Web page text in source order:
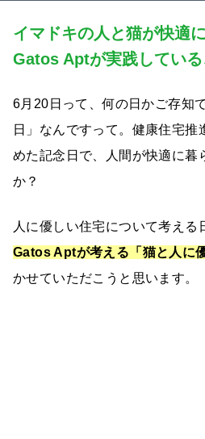
イマドキの人と猫が快適
Gatos Aptが実践している
6月20日って、何の日かご存知
日」なんですって。健康住宅推
めた記念日で、人間が快適に暮
か？
人に優しい住宅について考える
Gatos Aptが考える 「 猫と人に
かせていただこうと思います。